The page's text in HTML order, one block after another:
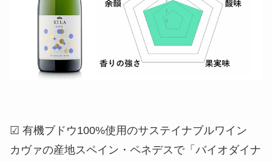
☑ 有機ブドウ100%使用のサステイナブルワイン
カヴァの産地スペイン・ペネデスで「バイオダイナ